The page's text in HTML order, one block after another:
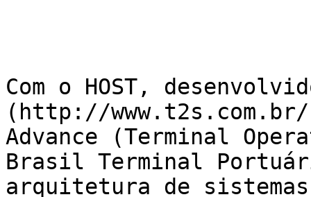
Com o HOST,
(http://www.t2s.com.br/
Advance (Terminal
Brasil Terminal
arquitetura de